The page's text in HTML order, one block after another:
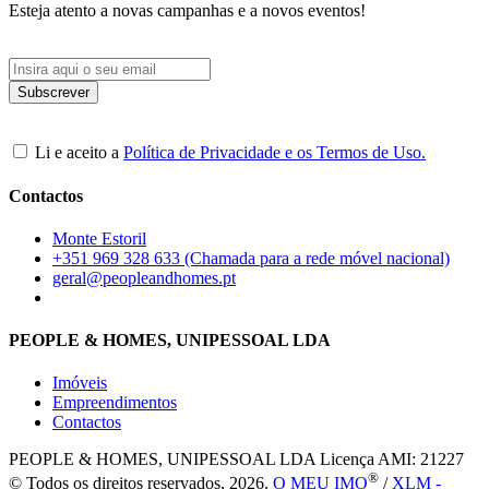
Esteja atento a novas campanhas e a novos eventos!
Li e aceito a Política de Privacidade e os Termos de Uso.
Contactos
Monte Estoril
+351 969 328 633 (Chamada para a rede móvel nacional)
geral@peopleandhomes.pt
PEOPLE & HOMES, UNIPESSOAL LDA
Imóveis
Empreendimentos
Contactos
PEOPLE & HOMES, UNIPESSOAL LDA Licença AMI: 21227
© Todos os direitos reservados, 2026. O MEU IMO® /XLM -